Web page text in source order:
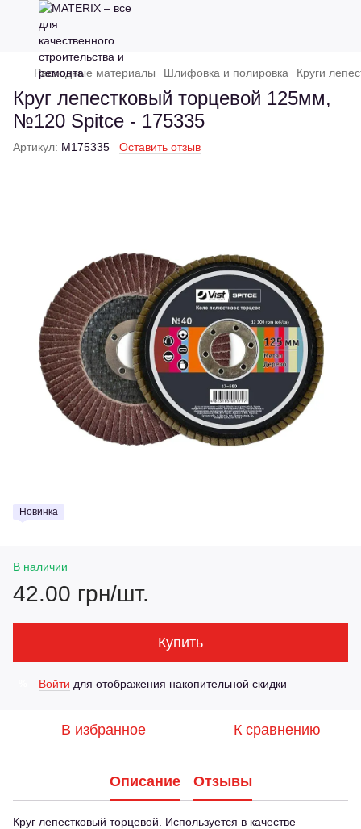
Расходные материалы Шлифовка и полировка Круги
Круг лепестковый торцевой 125мм,
№120 Spitce - 175335
Артикул: M175335 Оставить отзыв
Новинка
В наличии
42.00 грн/шт.
Купить
Войти для отображения накопительной скидки
В избранное К сравнению
Описание Отзывы
Круг лепестковый торцевой. Используется в качестве